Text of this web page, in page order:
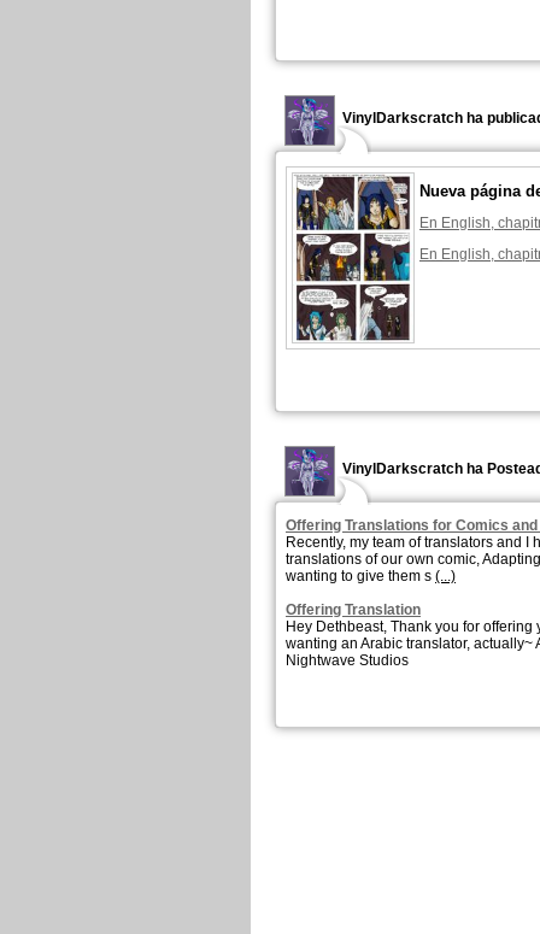
VinylDarkscratch ha
Nueva página
En English,
En English,
VinylDarkscratch ha
Offering Translations for Comics
Recently, my team of translators and I
translations of our own comic,
wanting to give them s (...)
Offering Translation
Hey Dethbeast, Thank you for
wanting an Arabic translator, actually~
Nightwave Studios